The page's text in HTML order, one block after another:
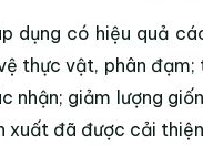
dụng có hiệu quả
thực vật, phân
nhận; giảm lượng
xuất đã được cải